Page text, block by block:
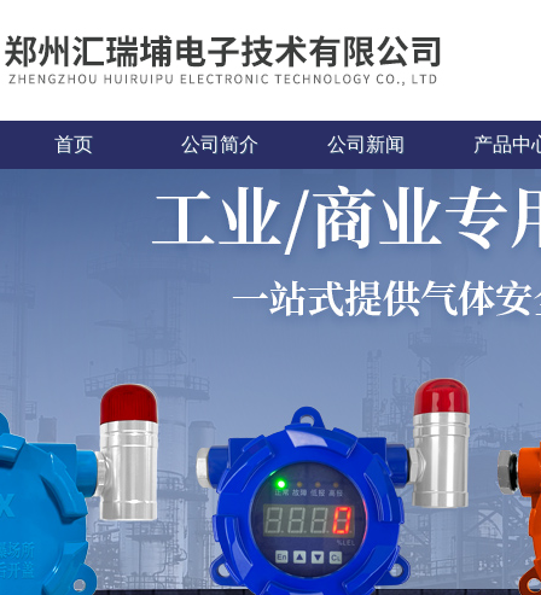
首页 公司简介 公司新闻 产品中